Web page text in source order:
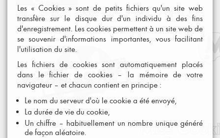
Les « Cookies » sont de petits fichiers qu'un site web
transfère sur le disque dur d'un individu à des fins
d'enregistrement. Les cookies permettent à un site web de
se souvenir d'informations importantes, vous facilitant
l'utilisation du site.
Les fichiers de cookies sont automatiquement placés
dans le fichier de cookies – la mémoire de votre
navigateur – et chacun contient en principe :
Le nom du serveur d'où le cookie a été envoyé,
La durée de vie du cookie,
Un chiffre – habituellement un nombre unique généré
de façon aléatoire.